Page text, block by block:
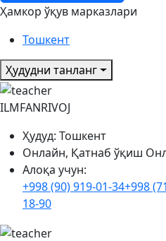
Ҳамкор ўқув марказлари
Тошкент
Ҳудудни танланг
ILMFANRIVOJ
Ҳудуд: Тошкент
Онлайн, Қатнаб ўқиш
Алоқа учун:
+998 (90) 919-01-34+998
18-90